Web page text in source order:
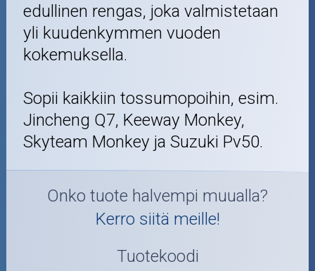
edullinen rengas, joka valmistetaan
yli kuudenkymmen vuoden
kokemuksella.
Sopii kaikkiin tossumopoihin, esim.
Jincheng Q7, Keeway Monkey,
Skyteam Monkey ja Suzuki Pv50.
Onko tuote halvempi muualla?
Kerro siitä meille!
Tuotekoodi